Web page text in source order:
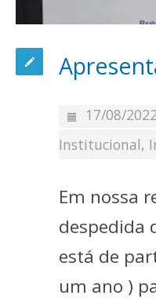
17/08/2022
Institucional,
Em nossa
despedida
está de
um ano )